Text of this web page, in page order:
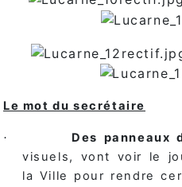
Le mot du secrétaire
· Des panneaux
visuels, vont voir le
la Ville pour rendre